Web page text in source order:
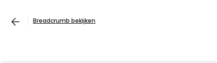
Breadcrumb bekijken